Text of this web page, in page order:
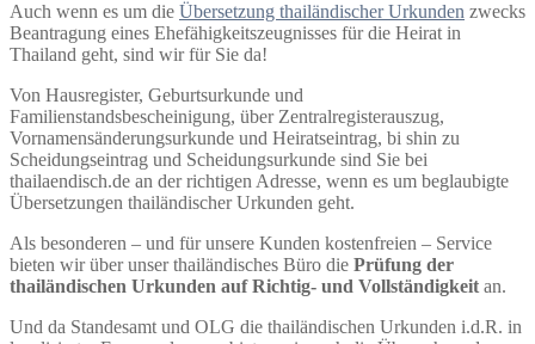
Auch wenn es um die Übersetzung thailändischer Urkunden zwecks
Beantragung eines Ehefähigkeitszeugnisses für die Heirat in
Thailand geht, sind wir für Sie da!
Von Hausregister, Geburtsurkunde und
Familienstandsbescheinigung, über Zentralregisterauszug,
Vornamensänderungsurkunde und Heiratseintrag, bi shin zu
Scheidungseintrag und Scheidungsurkunde sind Sie bei
thailaendisch.de an der richtigen Adresse, wenn es um beglaubigte
Übersetzungen thailändischer Urkunden geht.
Als besonderen – und für unsere Kunden kostenfreien – Service
bieten wir über unser thailändisches Büro die Prüfung der
thailändischen Urkunden auf Richtig- und Vollständigkeit an.
Und da Standesamt und OLG die thailändischen Urkunden i.d.R. in